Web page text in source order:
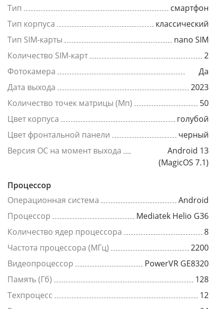
Тип
смартфон
Тип корпуса
классический
Тип SIM-карты
nano SIM
Количество SIM-карт
2
Фотокамера
Да
Дата выхода
2023
Количество точек матрицы (Мп)
50
Цвет корпуса
голубой
Цвет фронтальной панели
черный
Версия ОС на момент выхода
Android 13
(MagicOS 7.1)
Процессор
Операционная система
Android
Процессор
Mediatek Helio G36
Количество ядер процессора
8
Частота процессора (МГц)
2200
Видеопроцессор
PowerVR GE8320
Память (Гб)
128
Техпроцесс
12